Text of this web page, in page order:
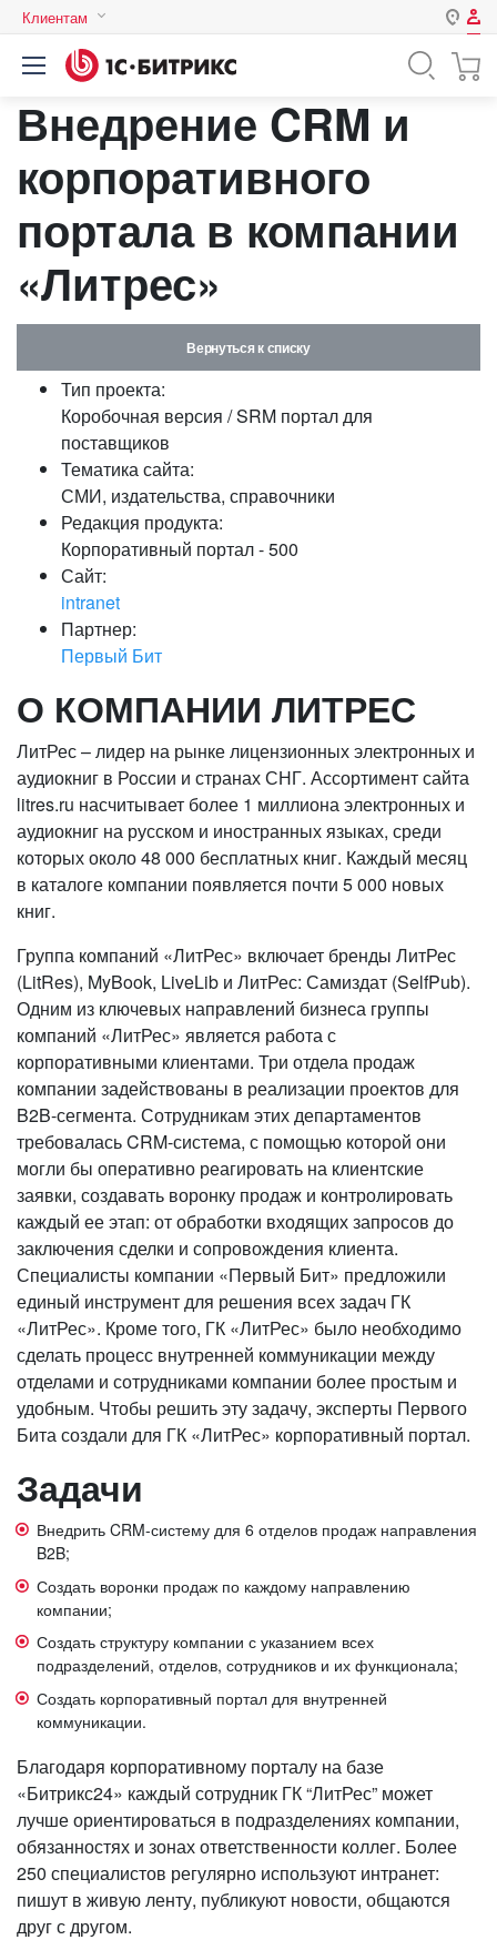
Клиентам
Казахстан
Авторизация
Нет аккаунта?Зарегистрироваться
Логин
Пароль
компьютере
Забыли свой пароль?
или войдите с помощью
Внедрение CRM и
корпоративного
портала в компании
«Литрес»
Вернуться к списку
Тип проекта:
Коробочная версия / SRM портал для
поставщиков
Тематика сайта:
СМИ, издательства, справочники
Редакция продукта:
Корпоративный портал - 500
Сайт:
intranet
Партнер:
Первый Бит
О КОМПАНИИ ЛИТРЕС
ЛитРес – лидер на рынке лицензионных электронных и
аудиокниг в России и странах СНГ. Ассортимент сайта
litres.ru насчитывает более 1 миллиона электронных и
аудиокниг на русском и иностранных языках, среди
которых около 48 000 бесплатных книг. Каждый месяц
в каталоге компании появляется почти 5 000 новых
книг.
Группа компаний «ЛитРес» включает бренды ЛитРес
(LitRes), MyBook, LiveLib и ЛитРес: Самиздат (SelfPub).
Одним из ключевых направлений бизнеса группы
компаний «ЛитРес» является работа с
корпоративными клиентами. Три отдела продаж
компании задействованы в реализации проектов для
B2B-сегмента. Сотрудникам этих департаментов
требовалась CRM-система, с помощью которой они
могли бы оперативно реагировать на клиентские
заявки, создавать воронку продаж и контролировать
каждый ее этап: от обработки входящих запросов до
заключения сделки и сопровождения клиента.
Специалисты компании «Первый Бит» предложили
единый инструмент для решения всех задач ГК
«ЛитРес». Кроме того, ГК «ЛитРес» было необходимо
сделать процесс внутренней коммуникации между
отделами и сотрудниками компании более простым и
удобным. Чтобы решить эту задачу, эксперты Первого
Бита создали для ГК «ЛитРес» корпоративный портал.
Задачи
Внедрить CRM-систему для 6 отделов продаж направления
B2B;
Создать воронки продаж по каждому направлению
компании;
Создать структуру компании с указанием всех
подразделений, отделов, сотрудников и их функционала;
Создать корпоративный портал для внутренней
коммуникации.
Благодаря корпоративному порталу на базе
«Битрикс24» каждый сотрудник ГК “ЛитРес” может
лучше ориентироваться в подразделениях компании,
обязанностях и зонах ответственности коллег. Более
250 специалистов регулярно используют интранет:
пишут в живую ленту, публикуют новости, общаются
друг с другом.